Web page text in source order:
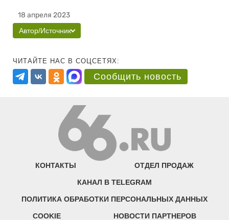
18 апреля 2023
Автор/Источник
ЧИТАЙТЕ НАС В СОЦСЕТЯХ:
Сообщить новость
КОНТАКТЫ ОТДЕЛ ПРОДАЖ
КАНАЛ В TELEGRAM
ПОЛИТИКА ОБРАБОТКИ ПЕРСОНАЛЬНЫХ ДАННЫХ
COOKIE НОВОСТИ ПАРТНЕРОВ